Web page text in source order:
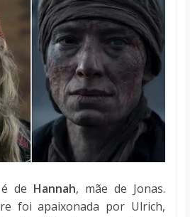
de Hannah, mãe de Jonas.
foi apaixonada por Ulrich,